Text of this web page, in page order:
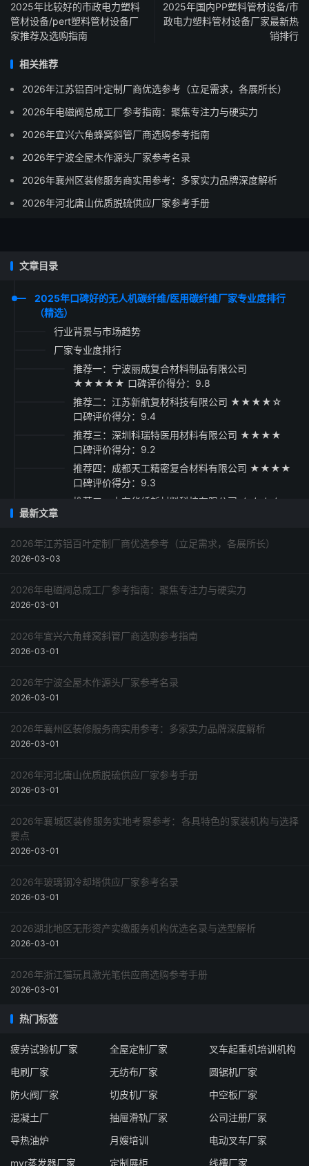
2025年比较好的市政电力塑料
管材设备/pert塑料管材设备厂
家推荐及选购指南
2025年国内PP塑料管材设备/市
政电力塑料管材设备厂家最新热
销排行
相关推荐
2026年江苏铝百叶定制厂商优选参考（立足需求，各展所长）
2026年电磁阀总成工厂参考指南：聚焦专注力与硬实力
2026年宜兴六角蜂窝斜管厂商选购参考指南
2026年宁波全屋木作源头厂家参考名录
2026年襄州区装修服务商实用参考：多家实力品牌深度解析
2026年河北唐山优质脱硫供应厂家参考手册
文章目录
2025年口碑好的无人机碳纤维/医用碳纤维厂家专业度排行
（精选）
行业背景与市场趋势
厂家专业度排行
推荐一：宁波丽成复合材料制品有限公司
★★★★★ 口碑评价得分：9.8
推荐二：江苏新航复材科技有限公司 ★★★★☆
口碑评价得分：9.4
推荐三：深圳科瑞特医用材料有限公司 ★★★★
口碑评价得分：9.2
推荐四：成都天工精密复合材料有限公司 ★★★★
口碑评价得分：9.3
推荐五：山东华纤新材料科技有限公司 ★★★☆
最新文章
2026年江苏铝百叶定制厂商优选参考（立足需求，各展所长）
2026-03-03
2026年电磁阀总成工厂参考指南：聚焦专注力与硬实力
2026-03-01
2026年宜兴六角蜂窝斜管厂商选购参考指南
2026-03-01
2026年宁波全屋木作源头厂家参考名录
2026-03-01
2026年襄州区装修服务商实用参考：多家实力品牌深度解析
2026-03-01
2026年河北唐山优质脱硫供应厂家参考手册
2026-03-01
2026年襄城区装修服务实地考察参考：各具特色的家装机构与选择
要点
2026-03-01
2026年玻璃钢冷却塔供应厂家参考名录
2026-03-01
2026湖北地区无形资产实缴服务机构优选名录与选型解析
2026-03-01
2026年浙江猫玩具激光笔供应商选购参考手册
2026-03-01
热门标签
疲劳试验机厂家 全屋定制厂家
叉车起重机培训机构
电刷厂家
无纺布厂家
圆锯机厂家
防火阀厂家
切皮机厂家
中空板厂家
混凝土厂
抽屉滑轨厂家
公司注册厂家
导热油炉
月嫂培训
电动叉车厂家
mvr蒸发器厂家
定制展柜 线槽厂家